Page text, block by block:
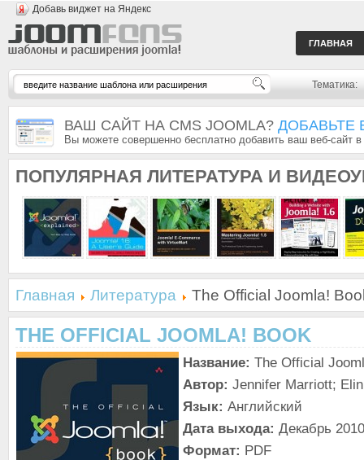
Добавь виджет на Яндекс
ГЛАВНАЯ
Тематика:
ВАШ САЙТ НА CMS JOOMLA? ДОБАВЬТЕ
Вы можете совершенно бесплатно добавить ваш веб-сайт
ПОПУЛЯРНАЯ ЛИТЕРАТУРА И
Главная Литература The Official Joomla!
THE OFFICIAL JOOMLA! BOOK
Название: The Official
Автор: Jennifer Marriott;
Язык: Английский
Дата выхода: Декабрь 2010
Формат: PDF